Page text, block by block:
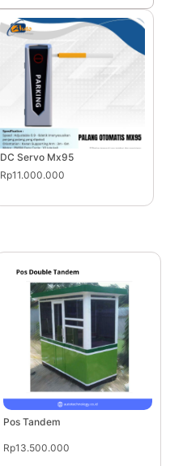
DC Servo Mx95
Rp11.000.000
Pos Tandem
Rp13.500.000